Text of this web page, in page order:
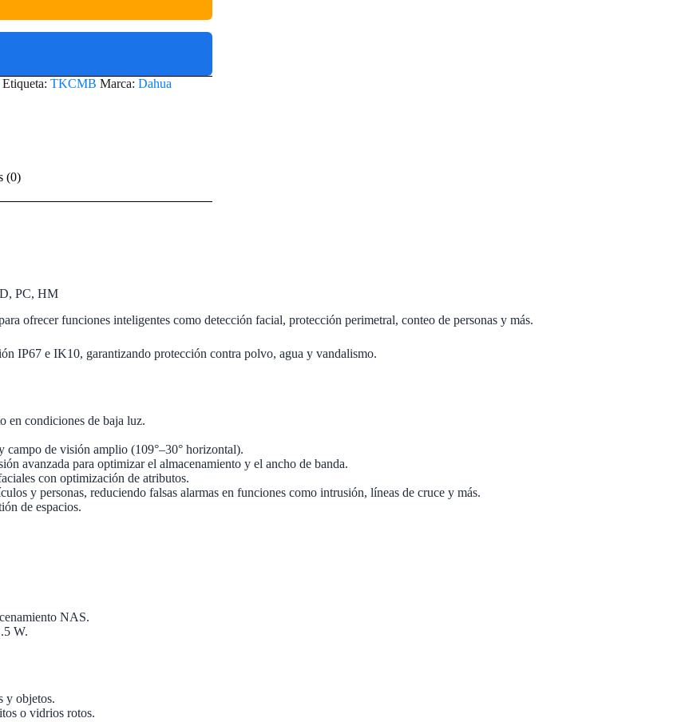
Etiqueta: TKCMB Marca: Dahua
(0)
PC, HM
ofrecer funciones inteligentes como detección facial, protección perimetral, conteo de personas y más.
IP67 e IK10, garantizando protección contra polvo, agua y vandalismo.
en condiciones de baja luz.
de visión amplio (109°–30° horizontal).
avanzada para optimizar el almacenamiento y el ancho de banda.
con optimización de atributos.
y personas, reduciendo falsas alarmas en funciones como intrusión, líneas de cruce y más.
de espacios.
NAS.
W.
y objetos.
o vidrios rotos.